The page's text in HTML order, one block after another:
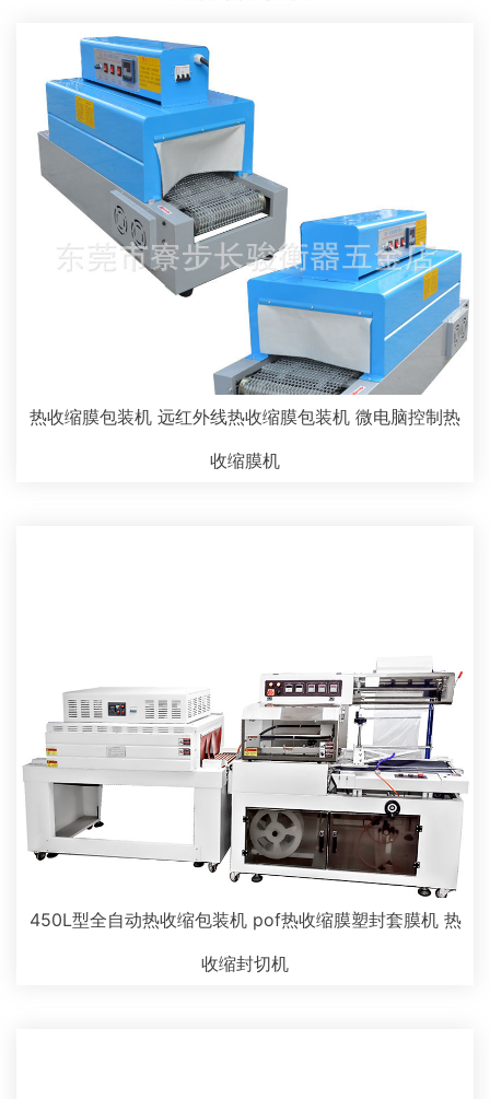
热收缩膜包装机 远红外线热收缩膜包装机 微电脑控制热
收缩膜机
450L型全自动热收缩包装机 pof热收缩膜塑封套膜机 热
收缩封切机